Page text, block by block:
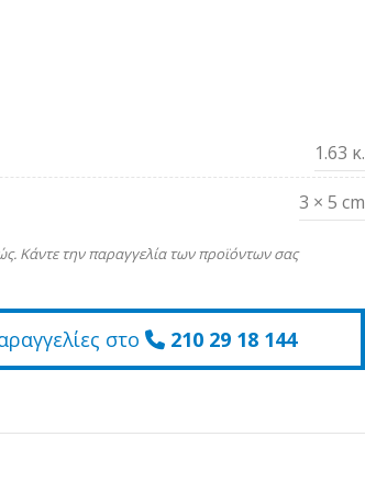
1.63 κ.
3 × 5 cm
Κάντε την παραγγελία των προϊόντων σας
στο 210 29 18 144